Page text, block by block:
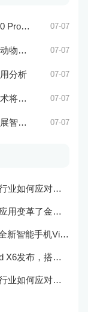
续波动 07-07
发展 07-07
分析 07-07
要趋势 07-07
和效率 07-07
忠机者手机专卖平台：二手手机行业如何应对自动化生产的趋势
忠机者手机专卖平台：手机金融应用变革了金融行业
忠机者手机专卖平台：Vivo发布全新智能手机Vivo Y90
忠机者手机专卖平台：Oppo Find X6发布，搭载高通骁龙898芯片
忠机者手机专卖平台：二手手机行业如何应对物流运营的优化